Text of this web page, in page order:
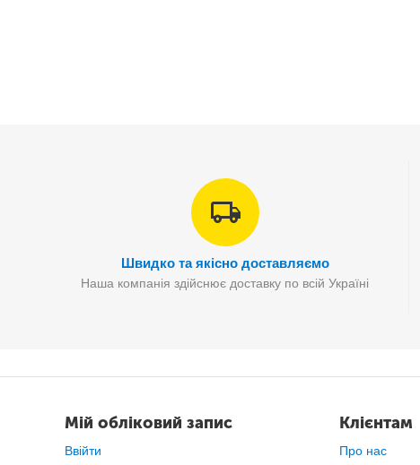
Швидко та якісно доставляємо
Наша компанія здійснює доставку по всій Україні
Мій обліковий запис
Ввійти
Клієнтам
Про нас